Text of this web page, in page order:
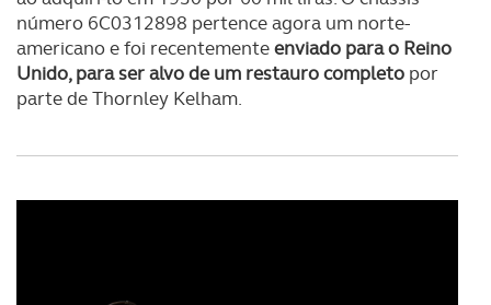
número 6C0312898 pertence agora um norte-
americano e foi recentementeenviado para o Reino
Unido, para ser alvo de um restauro completo por
parte de Thornley Kelham.